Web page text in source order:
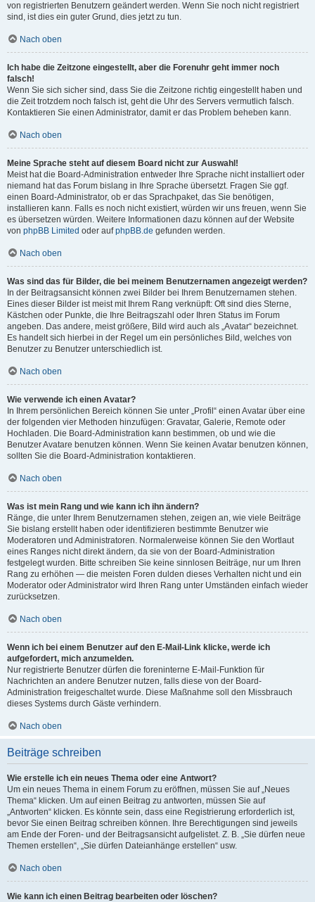
von registrierten Benutzern geändert werden. Wenn Sie noch nicht registriert
sind, ist dies ein guter Grund, dies jetzt zu tun.
Nach oben
Ich habe die Zeitzone eingestellt, aber die Forenuhr geht immer noch
falsch!
Wenn Sie sich sicher sind, dass Sie die Zeitzone richtig eingestellt haben und
die Zeit trotzdem noch falsch ist, geht die Uhr des Servers vermutlich falsch.
Kontaktieren Sie einen Administrator, damit er das Problem beheben kann.
Nach oben
Meine Sprache steht auf diesem Board nicht zur Auswahl!
Meist hat die Board-Administration entweder Ihre Sprache nicht installiert oder
niemand hat das Forum bislang in Ihre Sprache übersetzt. Fragen Sie ggf.
einen Board-Administrator, ob er das Sprachpaket, das Sie benötigen,
installieren kann. Falls es noch nicht existiert, würden wir uns freuen, wenn Sie
es übersetzen würden. Weitere Informationen dazu können auf der Website
von phpBB Limited oder aufphpBB.de gefunden werden.
Nach oben
Was sind das für Bilder, die bei meinem Benutzernamen angezeigt werden?
In der Beitragsansicht können zwei Bilder bei Ihrem Benutzernamen stehen.
Eines dieser Bilder ist meist mit Ihrem Rang verknüpft: Oft sind dies Sterne,
Kästchen oder Punkte, die Ihre Beitragszahl oder Ihren Status im Forum
angeben. Das andere, meist größere, Bild wird auch als „Avatar“ bezeichnet.
Es handelt sich hierbei in der Regel um ein persönliches Bild, welches von
Benutzer zu Benutzer unterschiedlich ist.
Nach oben
Wie verwende ich einen Avatar?
In Ihrem persönlichen Bereich können Sie unter „Profil“ einen Avatar über eine
der folgenden vier Methoden hinzufügen: Gravatar, Galerie, Remote oder
Hochladen. Die Board-Administration kann bestimmen, ob und wie die
Benutzer Avatare benutzen können. Wenn Sie keinen Avatar benutzen können,
sollten Sie die Board-Administration kontaktieren.
Nach oben
Was ist mein Rang und wie kann ich ihn ändern?
Ränge, die unter Ihrem Benutzernamen stehen, zeigen an, wie viele Beiträge
Sie bislang erstellt haben oder identifizieren bestimmte Benutzer wie
Moderatoren und Administratoren. Normalerweise können Sie den Wortlaut
eines Ranges nicht direkt ändern, da sie von der Board-Administration
festgelegt wurden. Bitte schreiben Sie keine sinnlosen Beiträge, nur um Ihren
Rang zu erhöhen — die meisten Foren dulden dieses Verhalten nicht und ein
Moderator oder Administrator wird Ihren Rang unter Umständen einfach wieder
zurücksetzen.
Nach oben
Wenn ich bei einem Benutzer auf den E-Mail-Link klicke, werde ich
aufgefordert, mich anzumelden.
Nur registrierte Benutzer dürfen die foreninterne E-Mail-Funktion für
Nachrichten an andere Benutzer nutzen, falls diese von der Board-
Administration freigeschaltet wurde. Diese Maßnahme soll den Missbrauch
dieses Systems durch Gäste verhindern.
Nach oben
Beiträge schreiben
Wie erstelle ich ein neues Thema oder eine Antwort?
Um ein neues Thema in einem Forum zu eröffnen, müssen Sie auf „Neues
Thema“ klicken. Um auf einen Beitrag zu antworten, müssen Sie auf
„Antworten“ klicken. Es könnte sein, dass eine Registrierung erforderlich ist,
bevor Sie einen Beitrag schreiben können. Ihre Berechtigungen sind jeweils
am Ende der Foren- und der Beitragsansicht aufgelistet. Z. B. „Sie dürfen neue
Themen erstellen“, „Sie dürfen Dateianhänge erstellen“ usw.
Nach oben
Wie kann ich einen Beitrag bearbeiten oder löschen?